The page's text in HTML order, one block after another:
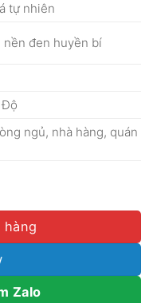
tự nhiên
nền đen huyền bí
Độ
ngủ, nhà hàng, quán
số lượng
hàng
Zalo